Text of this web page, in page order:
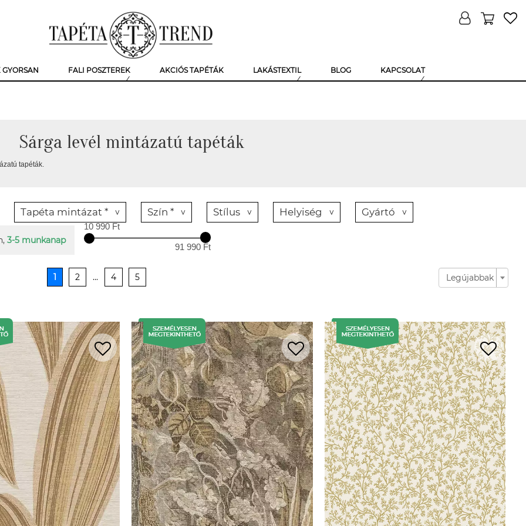
FALI POSZTEREK AKCIÓS TAPÉTÁK LAKÁSTEXTIL BLOG KAPCSOLAT
Sárga levél mintázatú tapéták
tapéták.
Tapéta mintázat * Szín * Stílus Helyiség Gyártó
3-5 munkanap
10 990 Ft
91 990 Ft
1 2 ... 4 5 Legújabbak